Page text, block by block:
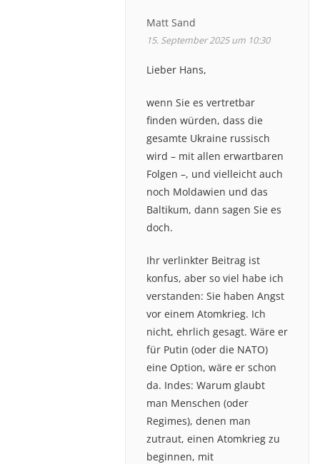
Matt Sand
15. September 2025 um 10:30
Lieber Hans,
wenn Sie es vertretbar
finden würden, dass die
gesamte Ukraine russisch
wird – mit allen erwartbaren
Folgen –, und vielleicht auch
noch Moldawien und das
Baltikum, dann sagen Sie es
doch.
Ihr verlinkter Beitrag ist
konfus, aber so viel habe ich
verstanden: Sie haben Angst
vor einem Atomkrieg. Ich
nicht, ehrlich gesagt. Wäre er
für Putin (oder die NATO)
eine Option, wäre er schon
da. Indes: Warum glaubt
man Menschen (oder
Regimes), denen man
zutraut, einen Atomkrieg zu
beginnen, mit